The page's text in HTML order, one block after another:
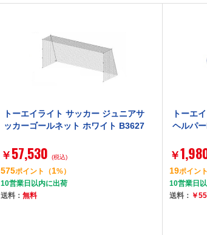
トーエイライト サッカー ジュニアサ
ッカーゴールネット ホワイト B3627
￥ 57,530 (税込)
575ポイント （1%）
10営業日以内に出荷
送料：無料
トーエ
ヘルパ
￥
19ポイント
10営業日
送料： ￥